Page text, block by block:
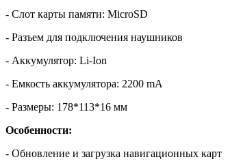
- Слот карты памяти: MicroSD
- Разъем для подключения наушников
- Аккумулятор: Li-Ion
- Емкость аккумулятора: 2200 mA
- Размеры: 178*113*16 мм
Особенности:
- Обновление и загрузка навигационных карт